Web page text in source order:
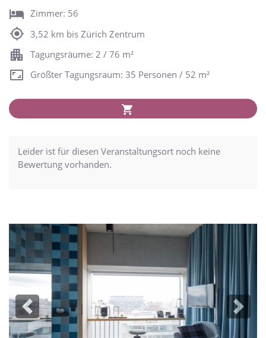
Zimmer: 56
3,52 km bis Zürich Zentrum
Tagungsräume: 2 / 76 m²
Größter Tagungsraum: 35 Personen / 52 m²
Leider ist für diesen Veranstaltungsort noch keine
Bewertung vorhanden.
Previous Next